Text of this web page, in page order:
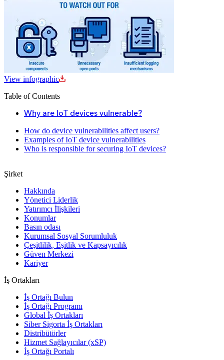
View infographic
Table of Contents
Why are IoT devices vulnerable?
How do device vulnerabilities affect users?
Examples of IoT device vulnerabilities
Who is responsible for securing IoT devices?
Şirket
Hakkında
Yönetici Liderlik
Yatırımcı İlişkileri
Konumlar
Basın odası
Kurumsal Sosyal Sorumluluk
Çeşitlilik, Eşitlik ve Kapsayıcılık
Güven Merkezi
Kariyer
İş Ortakları
İş Ortağı Bulun
İş Ortağı Programı
Global İş Ortakları
Siber Sigorta İş Ortakları
Distribütörler
Hizmet Sağlayıcılar (xSP)
İş Ortağı Portalı